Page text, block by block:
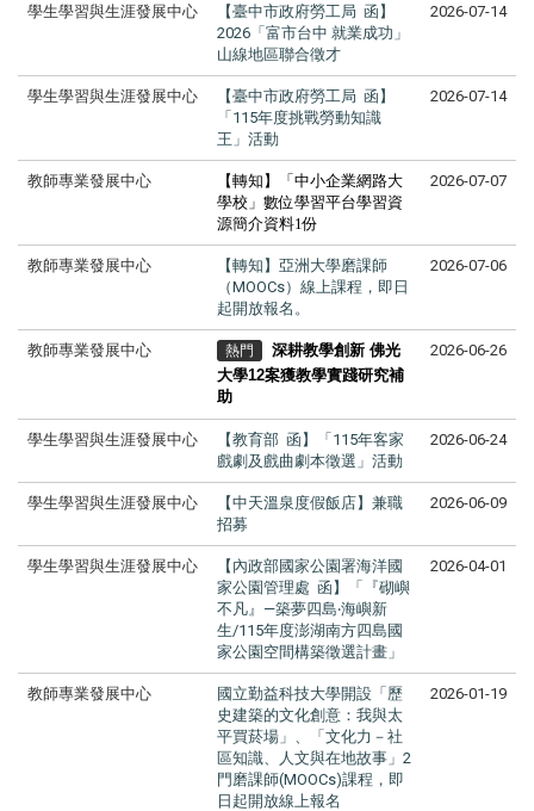
學生學習與生涯發展中心
【臺中市政府勞工局 函】
2026「富市台中 就業成功」
山線地區聯合徵才
2026-07-14
學生學習與生涯發展中心
【臺中市政府勞工局 函】
「115年度挑戰勞動知識
王」活動
2026-07-14
教師專業發展中心
【轉知】「中小企業網路大
學校」數位學習平台學習資
源簡介資料1份
2026-07-07
教師專業發展中心
【轉知】亞洲大學磨課師
（MOOCs）線上課程，即日
起開放報名。
2026-07-06
教師專業發展中心 熱門
深耕教學創新 佛光
大學12案獲教學實踐研究補
助
2026-06-26
學生學習與生涯發展中心
【教育部 函】「115年客家
戲劇及戲曲劇本徵選」活動
2026-06-24
學生學習與生涯發展中心
【中天溫泉度假飯店】兼職
招募
2026-06-09
學生學習與生涯發展中心
【內政部國家公園署海洋國
家公園管理處 函】「『砌嶼
不凡』—築夢四島‧海嶼新
生/115年度澎湖南方四島國
家公園空間構築徵選計畫」
2026-04-01
教師專業發展中心
國立勤益科技大學開設「歷
史建築的文化創意：我與太
平買菸場」、「文化力－社
區知識、人文與在地故事」2
門磨課師(MOOCs)課程，即
日起開放線上報名
2026-01-19